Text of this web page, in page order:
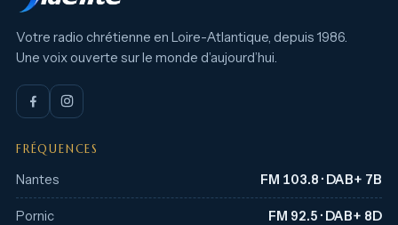
Votre radio chrétienne en Loire-Atlantique, depuis 1986.
Une voix ouverte sur le monde d’aujourd’hui.
FRÉQUENCES
Nantes FM 103.8 · DAB+ 7B
Pornic FM 92.5 · DAB+ 8D